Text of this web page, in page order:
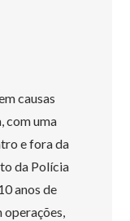
causas
com uma
e fora da
da Polícia
anos de
operações,